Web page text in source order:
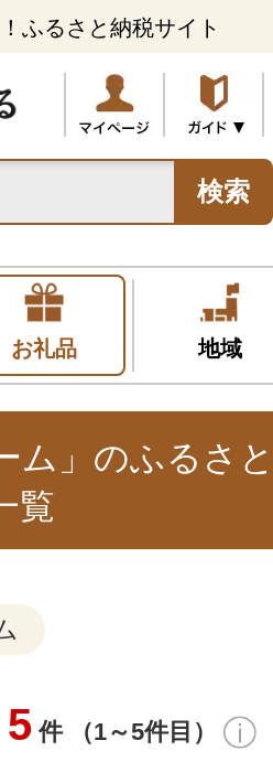
ふるさと納税サイト
検索
お礼品 地域
ム」のふるさ
覧
5 件 （1～5件目）